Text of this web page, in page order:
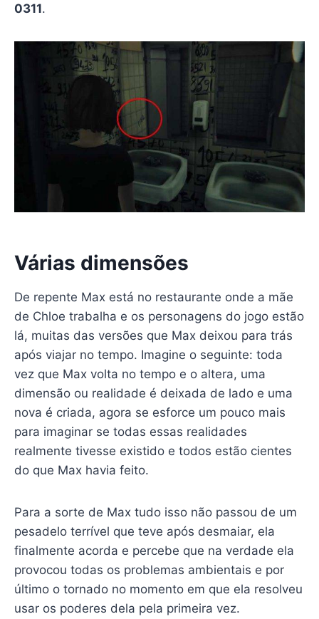
0311.
Várias dimensões
De repente Max está no restaurante onde a mãe
de Chloe trabalha e os personagens do jogo estão
lá, muitas das versões que Max deixou para trás
após viajar no tempo. Imagine o seguinte: toda
vez que Max volta no tempo e o altera, uma
dimensão ou realidade é deixada de lado e uma
nova é criada, agora se esforce um pouco mais
para imaginar se todas essas realidades
realmente tivesse existido e todos estão cientes
do que Max havia feito.
Para a sorte de Max tudo isso não passou de um
pesadelo terrível que teve após desmaiar, ela
finalmente acorda e percebe que na verdade ela
provocou todas os problemas ambientais e por
último o tornado no momento em que ela resolveu
usar os poderes dela pela primeira vez.